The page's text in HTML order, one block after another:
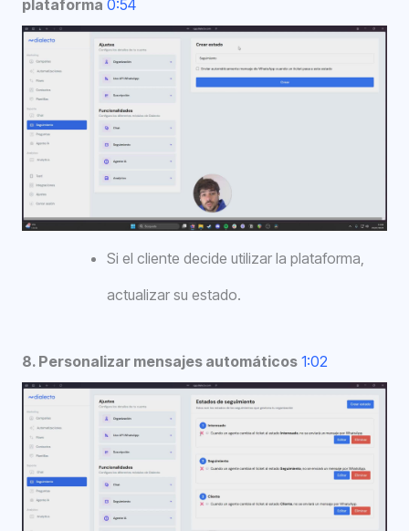
plataforma 0:54
Si el cliente decide utilizar la plataforma,
actualizar su estado.
8. Personalizar mensajes automáticos 1:02